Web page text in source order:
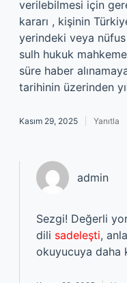
verilebilmesi için
kararı , kişinin
yerindeki veya
sulh hukuk
süre haber
tarihinin üzerinden
Kasım 29, 2025 Yanıtla
admin
Sezgi! Değerli
dili sadeleşti,
okuyucuya daha